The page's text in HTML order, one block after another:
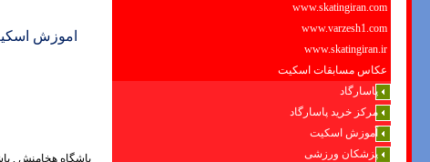
www.skatingiran.com
www.varzesh1.com
www.skatingiran.ir
عکاس مسابقات اسکیت
پاسارگاد
مرکز خرید پاسارگاد
آموزش اسکیت
پزشکان ورزشی
اموزش